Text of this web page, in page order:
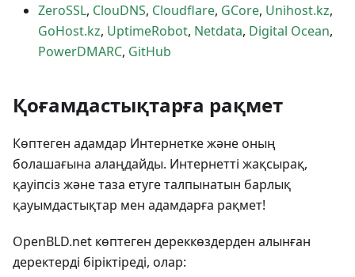
ZeroSSL, ClouDNS, Cloudflare, GCore, Unihost.kz,
GoHost.kz, UptimeRobot, Netdata, Digital Ocean,
PowerDMARC, GitHub
Қоғамдастықтарға рақмет
Көптеген адамдар Интернетке және оның
болашағына алаңдайды. Интернетті жақсырақ,
қауіпсіз және таза етуге талпынатын барлық
қауымдастықтар мен адамдарға рақмет!
OpenBLD.net көптеген дереккөздерден алынған
деректерді біріктіреді, олар: